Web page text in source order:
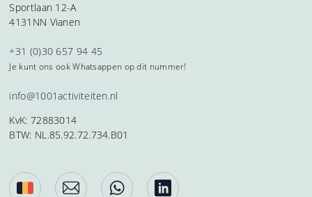
Sportlaan 12-A
4131NN Vianen
+31 (0)30 657 94 45
Je kunt ons ook Whatsappen op dit nummer!
info@1001activiteiten.nl
KvK: 72883014
BTW: NL.85.92.72.734.B01